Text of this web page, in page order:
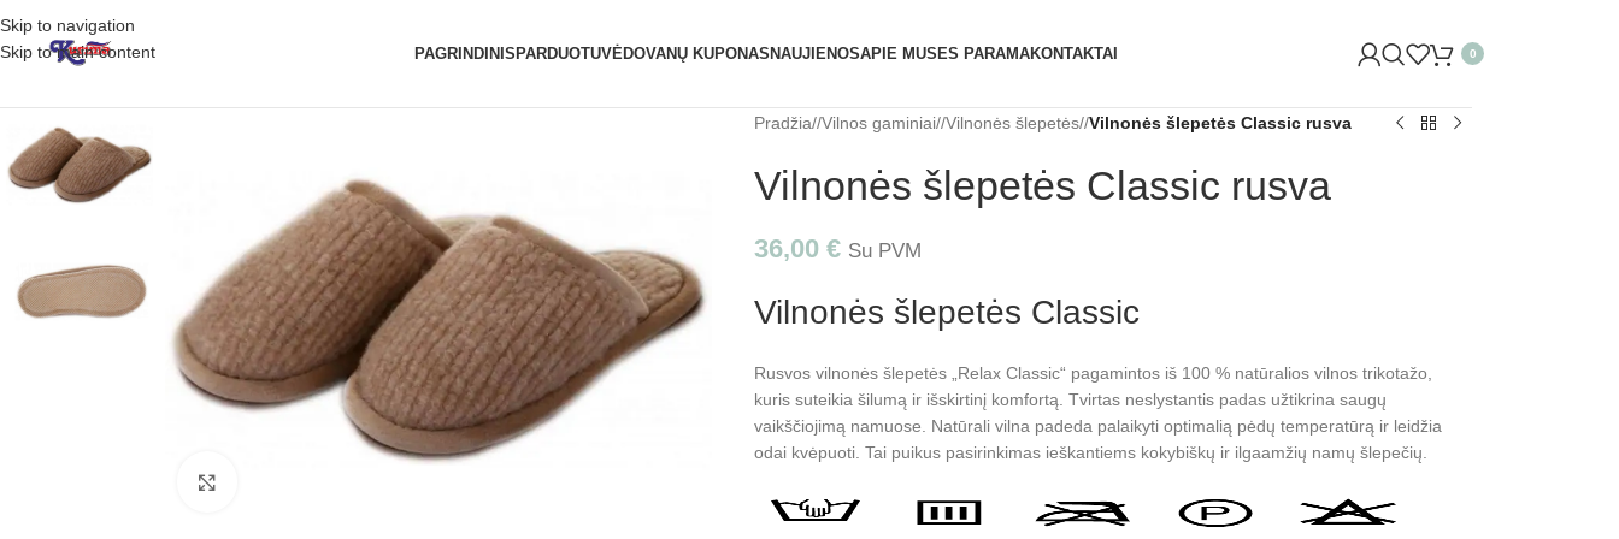
Skip to navigation
Skip to main content
PAGRINDINIS PARDUOTUVĖDOVANŲ KUPONAS NAUJIENOSAPIE MUS ES PARAMAKONTAKTAI 0
Pradžia/ Vilnos gaminiai/ Vilnonės šlepetės/ Vilnonės šlepetės Classic rusva
Vilnonės šlepetės Classic rusva
36,00 € Su PVM
Vilnonės šlepetės Classic
Rusvos vilnonės šlepetės „Relax Classic“ pagamintos iš 100 % natūralios vilnos trikotažo,
kuris suteikia šilumą ir išskirtinį komfortą. Tvirtas neslystantis padas užtikrina saugų
vaikščiojimą namuose. Natūrali vilna padeda palaikyti optimalią pėdų temperatūrą ir leidžia
odai kvėpuoti. Tai puikus pasirinkimas ieškantiems kokybiškų ir ilgaamžių namų šlepečių.